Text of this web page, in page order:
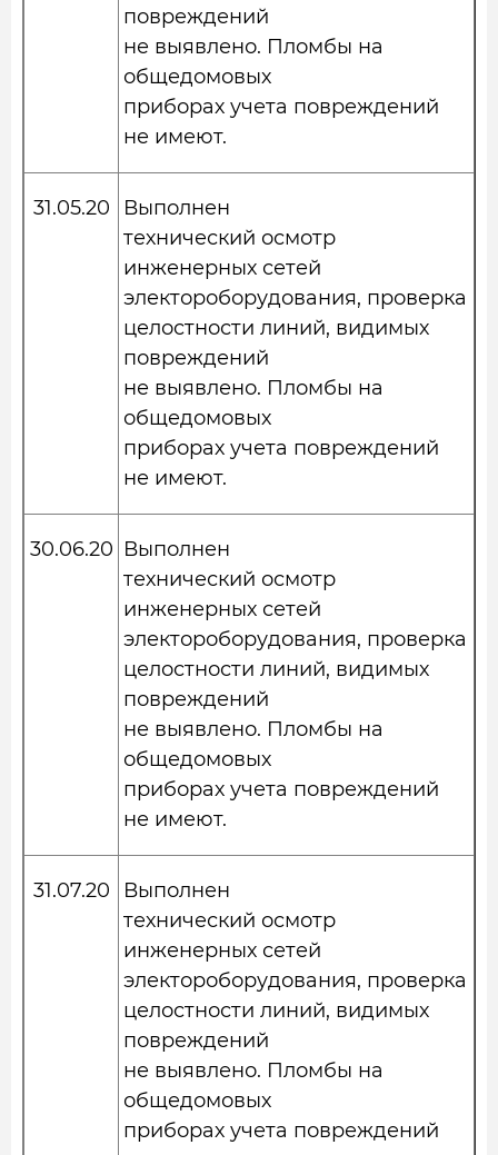
повреждений
не выявлено. Пломбы на
общедомовых
приборах учета повреждений
не имеют.
31.05.20
Выполнен
технический осмотр
инженерных сетей
электороборудования, проверка
целостности линий, видимых
повреждений
не выявлено. Пломбы на
общедомовых
приборах учета повреждений
не имеют.
30.06.20 Выполнен
технический осмотр
инженерных сетей
электороборудования, проверка
целостности линий, видимых
повреждений
не выявлено. Пломбы на
общедомовых
приборах учета повреждений
не имеют.
31.07.20
Выполнен
технический осмотр
инженерных сетей
электороборудования, проверка
целостности линий, видимых
повреждений
не выявлено. Пломбы на
общедомовых
приборах учета повреждений